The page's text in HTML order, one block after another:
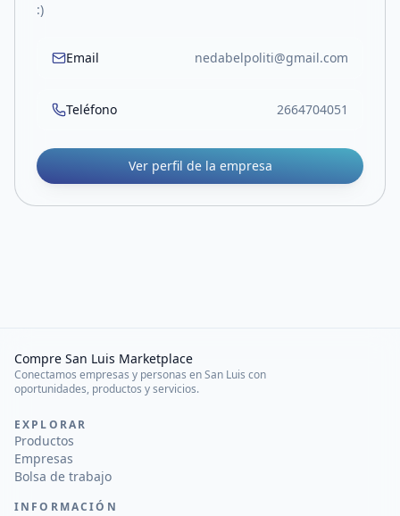
:)
Email nedabelpoliti@gmail.com
Teléfono 2664704051
Ver perfil de la empresa
Compre San Luis Marketplace
Conectamos empresas y personas en San Luis con
oportunidades, productos y servicios.
EXPLORAR
Productos
Empresas
Bolsa de trabajo
INFORMACIÓN